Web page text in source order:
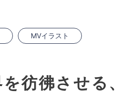
MVイラスト
彷彿させる、